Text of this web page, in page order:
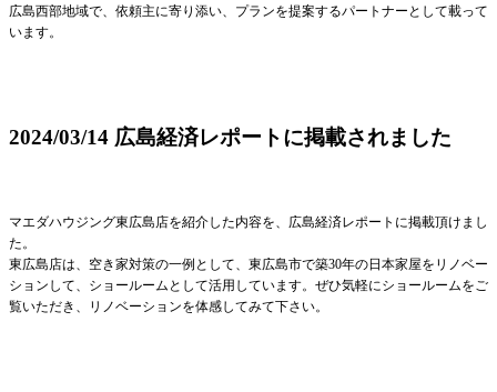
広島西部地域で、依頼主に寄り添い、プランを提案するパートナーとして載って
います。
2024/03/14 広島経済レポートに掲載されました
マエダハウジング東広島店を紹介した内容を、広島経済レポートに掲載頂けまし
た。
東広島店は、空き家対策の一例として、東広島市で築30年の日本家屋をリノベー
ションして、ショールームとして活用しています。ぜひ気軽にショールームをご
覧いただき、リノベーションを体感してみて下さい。